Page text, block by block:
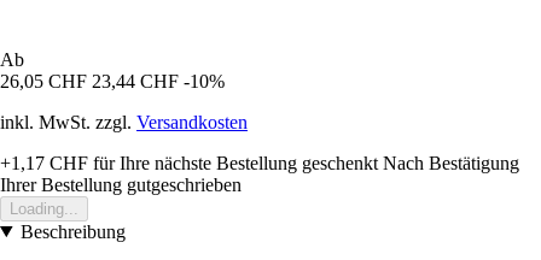
Ab
26,05 CHF 23,44 CHF -10%
inkl. MwSt. zzgl. Versandkosten
+1,17 CHF für Ihre nächste Bestellung geschenkt Nach Bestätigung
Ihrer Bestellung gutgeschrieben
Loading...
Beschreibung